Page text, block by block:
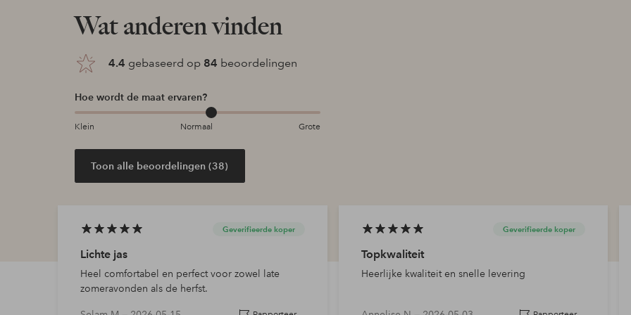
Wat anderen vinden
4.4 gebaseerd op 84 beoordelingen
Hoe wordt de maat ervaren?
Klein Normaal Grote
Toon alle beoordelingen (38)
Geverifieerde koper
Lichte jas
Heel comfortabel en perfect voor zowel late
zomeravonden als de herfst.
Geverifieerde koper
Topkwaliteit
Heerlijke kwaliteit en snelle levering